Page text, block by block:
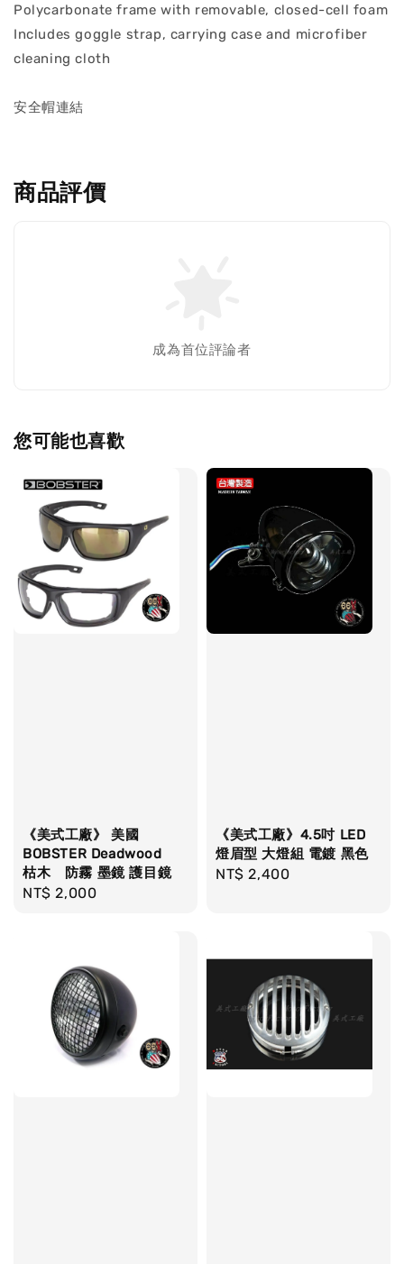
Polycarbonate frame with removable, closed-cell foam
Includes goggle strap, carrying case and microfiber
cleaning cloth
安全帽連結
商品評價
成為首位評論者
您可能也喜歡
《美式工廠》 美國
BOBSTER Deadwood
枯木 防霧 墨鏡 護目鏡
Regular
NT$ 2,000
《美式工廠》4.5吋 LED
燈眉型 大燈組 電鍍 黑色
Regular
NT$ 2,400